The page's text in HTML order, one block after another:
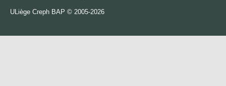
ULiège Creph BAP © 2005-2026